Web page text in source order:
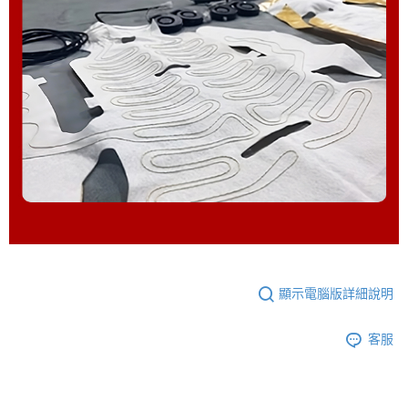
顯示電腦版詳細說明
客服